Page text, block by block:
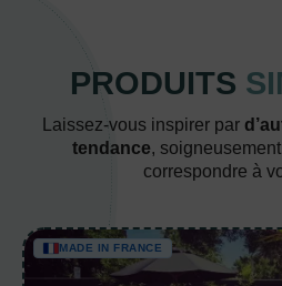
PRODUITS
Laissez-vous inspirer par
tendance,
correspondre à
MADE IN FRANCE